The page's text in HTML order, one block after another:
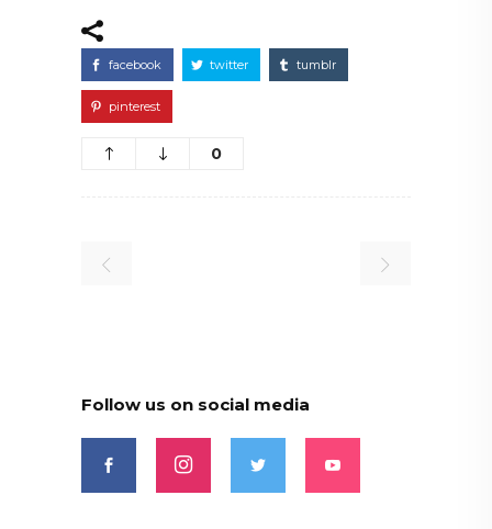
facebook twitter tumblr
pinterest
0
Follow us on social media